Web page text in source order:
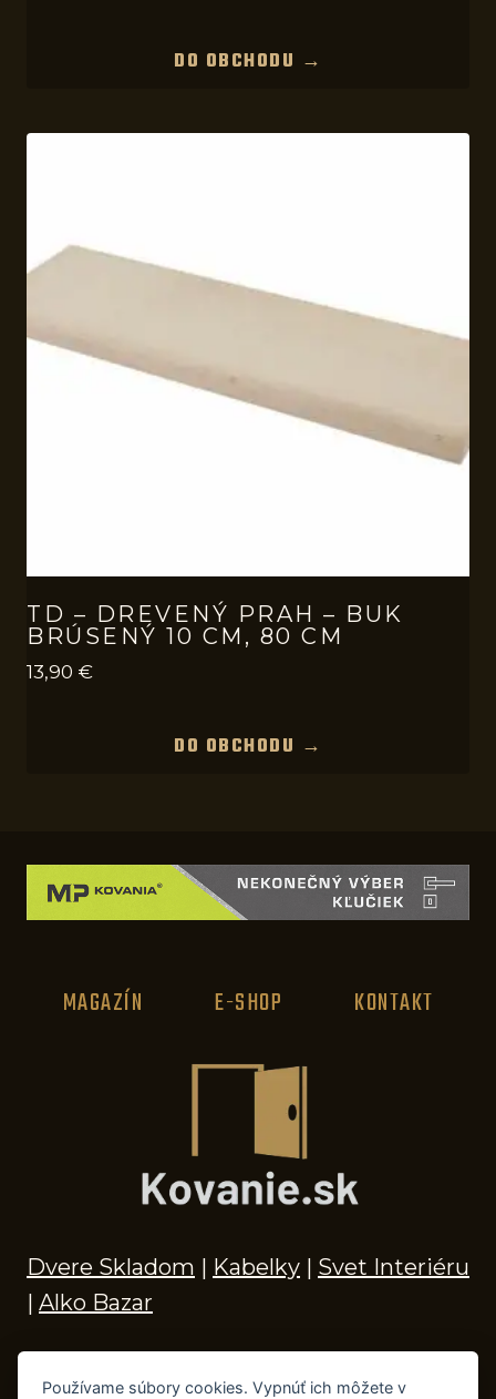
DO OBCHODU →
TD – DREVENÝ PRAH – BUK
BRÚSENÝ 10 CM, 80 CM
13,90 €
DO OBCHODU →
MAGAZÍN E-SHOP KONTAKT
Dvere Skladom | Kabelky | Svet Interiéru
| Alko Bazar
Používame súbory cookies. Vypnúť ich môžete v